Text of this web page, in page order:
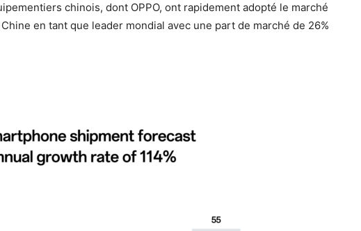
chinois, dont OPPO, ont rapidement adopté le marché
en tant que leader mondial avec une part de marché de 26%